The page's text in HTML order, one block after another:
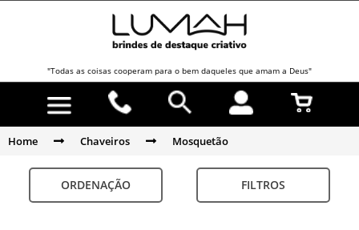
"Todas as coisas cooperam para o bem daqueles que amam a Deus"
Home Chaveiros Mosquetão
ORDENAÇÃO FILTROS